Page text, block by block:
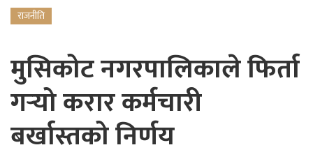
राजनीति
मुसिकोट नगरपालिकाले फिर्ता
गर्‍यो करार कर्मचारी
बर्खास्तको निर्णय